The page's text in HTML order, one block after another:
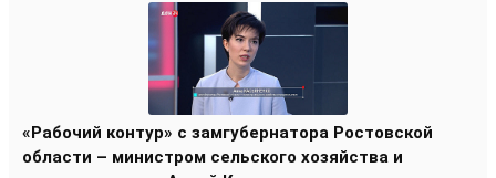
«Рабочий контур» с замгубернатора Ростовской
области – министром сельского хозяйства и